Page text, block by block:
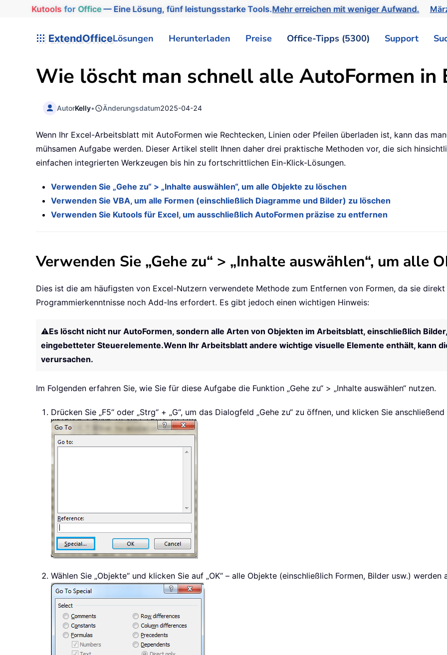
Kutools for Office— Eine Lösung, fünf leistungsstarke Tools.Mehr erreichen mit weniger Aufwand.
ExtendOfficeLösungen Herunterladen Preise Office-Tipps (5300) Support
Wie löscht man schnell alle AutoFormen in
AutorKelly• Änderungsdatum2025-04-24
Wenn Ihr Excel-Arbeitsblatt mit AutoFormen wie Rechtecken, Linien oder Pfeilen überladen ist, kann das
mühsamen Aufgabe werden. Dieser Artikel stellt Ihnen daher drei praktische Methoden vor, die sich
einfachen integrierten Werkzeugen bis hin zu fortschrittlichen Ein-Klick-Lösungen.
Verwenden Sie „Gehe zu“ > „Inhalte auswählen“, um alle Objekte zu löschen
Verwenden Sie VBA, um alle Formen (einschließlich Diagramme und Bilder) zu löschen
Verwenden Sie Kutools für Excel, um ausschließlich AutoFormen präzise zu entfernen
Verwenden Sie „Gehe zu“ > „Inhalte auswählen“, um alle
Dies ist die am häufigsten von Excel-Nutzern verwendete Methode zum Entfernen von Formen, da sie
Programmierkenntnisse noch Add-Ins erfordert. Es gibt jedoch einen wichtigen Hinweis:
⚠️Es löscht nicht nur AutoFormen, sondern alle Arten von Objekten im Arbeitsblatt, einschließlich
eingebetteter Steuerelemente.Wenn Ihr Arbeitsblatt andere wichtige visuelle Elemente enthält, kann
verursachen.
Im Folgenden erfahren Sie, wie Sie für diese Aufgabe die Funktion „Gehe zu“ > „Inhalte auswählen“ nutzen.
Drücken Sie „F5“ oder „Strg“ + „G“, um das Dialogfeld „Gehe zu“ zu öffnen, und klicken Sie
Wählen Sie „Objekte“ und klicken Sie auf „OK“ – alle Objekte (einschließlich Formen, Bilder usw.)